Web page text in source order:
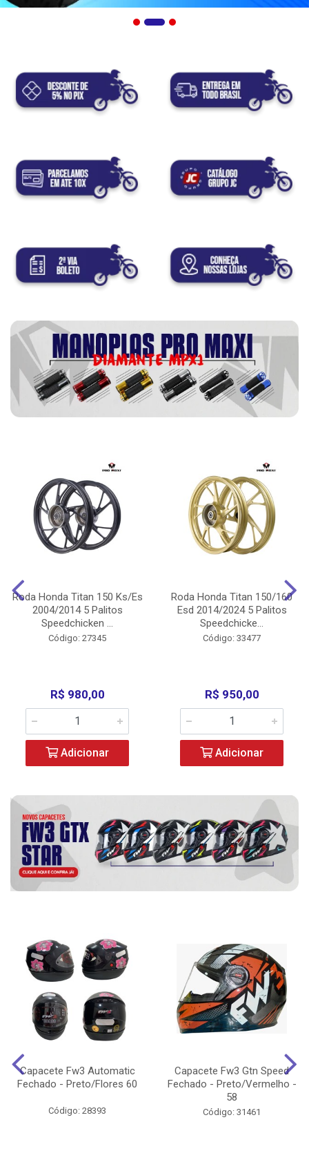
Roda Honda Titan 150 Ks/Es
2004/2014 5 Palitos
Speedchicken ...
Código: 27345
R$ 980,00
Adicionar
Roda Honda Titan 150/160
Esd 2014/2024 5 Palitos
Speedchicke...
Código: 33477
R$ 950,00
Adicionar
Capacete Fw3 Automatic
Fechado - Preto/Flores 60
Código: 28393
Capacete Fw3 Gtn Speed
Fechado - Preto/Vermelho -
58
Código: 31461